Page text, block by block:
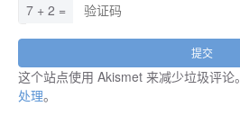
7 + 2 =
这个站点使用 Akismet 来减少垃圾评论。
处理。